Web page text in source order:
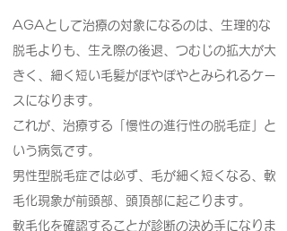
AGAとして治療の対象になるのは、生理的な
脱毛よりも、生え際の後退、つむじの拡大が大
きく、細く短い毛髪がぽやぽやとみられるケー
スになります。
これが、治療する「慢性の進行性の脱毛症」と
いう病気です。
男性型脱毛症では必ず、毛が細く短くなる、軟
毛化現象が前頭部、頭頂部に起こります。
軟毛化を確認することが診断の決め手になりま